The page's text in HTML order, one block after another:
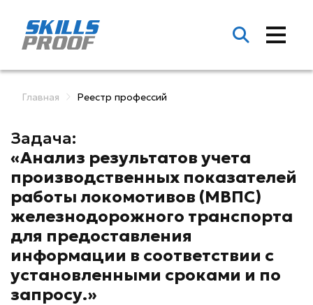
Главная Реестр профессий
Задача:
«Анализ результатов учета
производственных показателей
работы локомотивов (МВПС)
железнодорожного транспорта
для предоставления
информации в соответствии с
установленными сроками и по
запросу.»